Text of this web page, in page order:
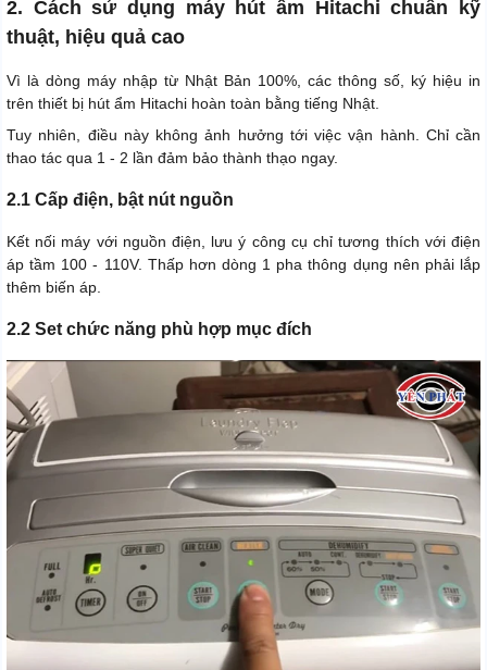
2. Cách sử dụng máy hút ẩm Hitachi chuẩn kỹ
thuật, hiệu quả cao
Vì là dòng máy nhập từ Nhật Bản 100%, các thông số, ký hiệu in
trên thiết bị hút ẩm Hitachi hoàn toàn bằng tiếng Nhật.
Tuy nhiên, điều này không ảnh hưởng tới việc vận hành. Chỉ cần
thao tác qua 1 - 2 lần đảm bảo thành thạo ngay.
2.1 Cấp điện, bật nút nguồn
Kết nối máy với nguồn điện, lưu ý công cụ chỉ tương thích với điện
áp tầm 100 - 110V. Thấp hơn dòng 1 pha thông dụng nên phải lắp
thêm biến áp.
2.2 Set chức năng phù hợp mục đích